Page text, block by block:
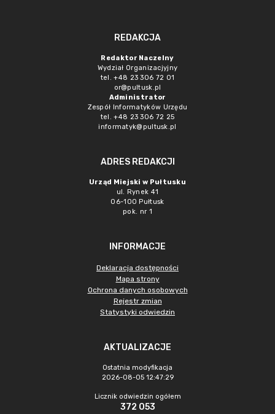
REDAKCJA
Redaktor Naczelny
Wydział Organizacjyjny
tel. +48 23 306 72 01
or@pultusk.pl
Administrator
Zespół Informatyków Urzędu
tel. +48 23 306 72 25
informatyk@pultusk.pl
ADRES REDAKCJI
Urząd Miejski w Pułtusku
ul. Rynek 41
06-100 Pułtusk
pok. nr 1
INFORMACJE
Deklaracja dostępności
Mapa strony
Ochrona danych osobowych
Rejestr zmian
Statystyki odwiedzin
AKTUALIZACJE
Ostatnia modyfikacja
2026-08-05 12:47:29
Licznik odwiedzin ogółem
372 053